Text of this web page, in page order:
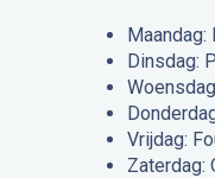
Maandag:
Dinsdag:
Vrijdag:
Zaterdag: